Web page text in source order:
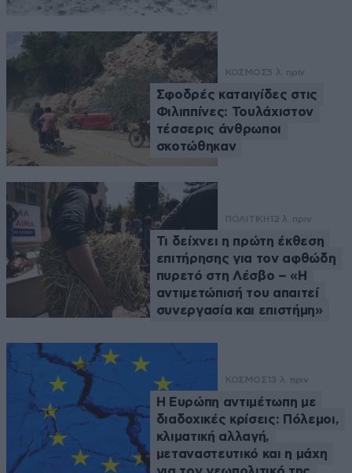
ΚΟΣΜΟΣ5 λ. πριν
Σφοδρές καταιγίδες στις
Φιλιππίνες: Τουλάχιστον
τέσσερις άνθρωποι
σκοτώθηκαν
ΠΟΛΙΤΙΚΗ 12 λ. πριν
Τι δείχνει η πρώτη έκθεση
επιτήρησης για τον αφθώδη
πυρετό στη Λέσβο – «Η
αντιμετώπισή του απαιτεί
συνεργασία και επιστήμη»
ΚΟΣΜΟΣ 13 λ. πριν
Η Ευρώπη αντιμέτωπη με
διαδοχικές κρίσεις: Πόλεμοι,
κλιματική αλλαγή,
μεταναστευτικό και η μάχη